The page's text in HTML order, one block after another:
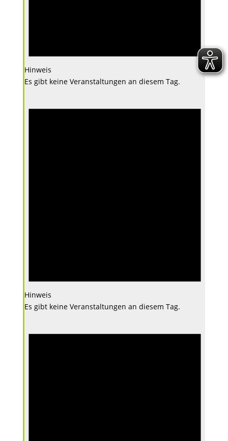
Hinweis
Es gibt keine Veranstaltungen an diesem Tag.
Hinweis
Es gibt keine Veranstaltungen an diesem Tag.